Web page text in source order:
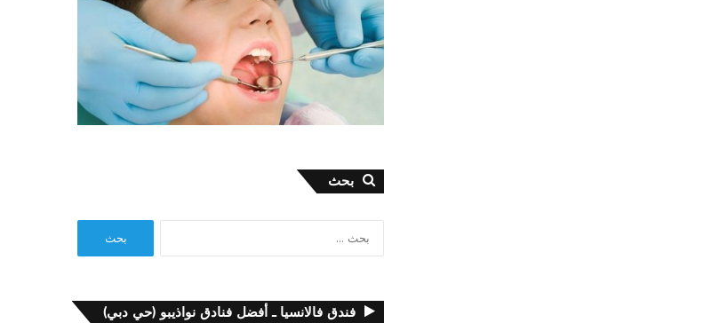
بحث
فندق فالانسيا ـ أفضل فنادق نواذيبو (حي دبي)